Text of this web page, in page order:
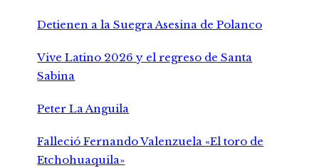
Detienen a la Suegra Asesina de Polanco
Vive Latino 2026 y el regreso de Santa
Sabina
Peter La Anguila
Falleció Fernando Valenzuela «El toro de
Etchohuaquila»